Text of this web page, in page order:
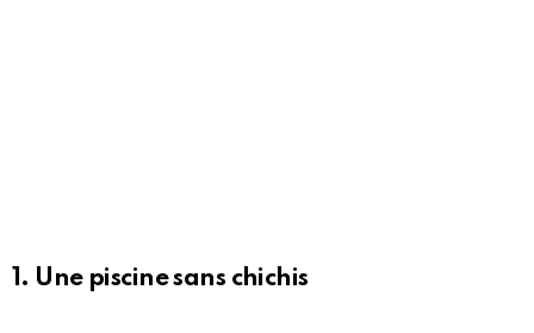
1. Une piscine sans chichis